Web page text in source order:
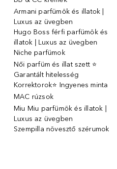
Armani parfümök és illatok |
Luxus az üvegben
Hugo Boss férfi parfümök és
illatok | Luxus az üvegben
Niche parfümok
Női parfüm és illat szett ⭐
Garantált hitelesség
Korrektorok⭐ Ingyenes minta
MAC rúzsok
Miu Miu parfümök és illatok |
Luxus az üvegben
Szempilla növesztő szérumok